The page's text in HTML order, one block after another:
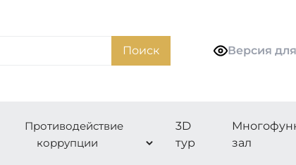
Поиск Версия
Противодействие
коррупции
3D
тур
зал